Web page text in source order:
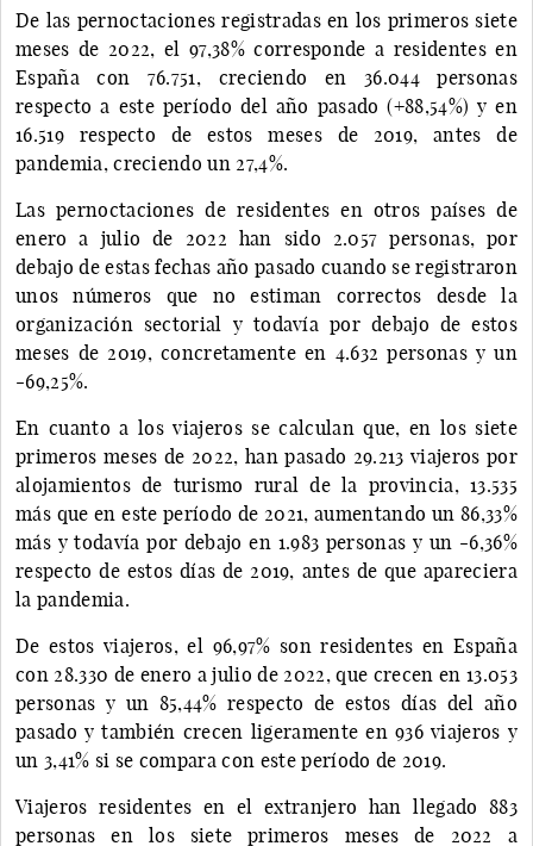
De las pernoctaciones registradas en los primeros siete
meses de 2022, el 97,38% corresponde a residentes en
España con 76.751, creciendo en 36.044 personas
respecto a este período del año pasado (+88,54%) y en
16.519 respecto de estos meses de 2019, antes de
pandemia, creciendo un 27,4%.
Las pernoctaciones de residentes en otros países de
enero a julio de 2022 han sido 2.057 personas, por
debajo de estas fechas año pasado cuando se registraron
unos números que no estiman correctos desde la
organización sectorial y todavía por debajo de estos
meses de 2019, concretamente en 4.632 personas y un
-69,25%.
En cuanto a los viajeros se calculan que, en los siete
primeros meses de 2022, han pasado 29.213 viajeros por
alojamientos de turismo rural de la provincia, 13.535
más que en este período de 2021, aumentando un 86,33%
más y todavía por debajo en 1.983 personas y un -6,36%
respecto de estos días de 2019, antes de que apareciera
la pandemia.
De estos viajeros, el 96,97% son residentes en España
con 28.330 de enero a julio de 2022, que crecen en 13.053
personas y un 85,44% respecto de estos días del año
pasado y también crecen ligeramente en 936 viajeros y
un 3,41% si se compara con este período de 2019.
Viajeros residentes en el extranjero han llegado 883
personas en los siete primeros meses de 2022 a